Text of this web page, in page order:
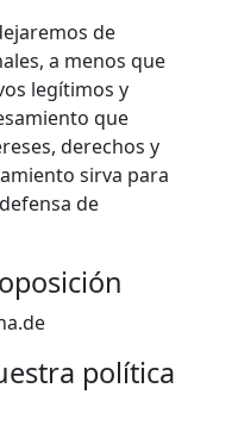
de
a menos que
legítimos y
que
derechos y
sirva para
de
política